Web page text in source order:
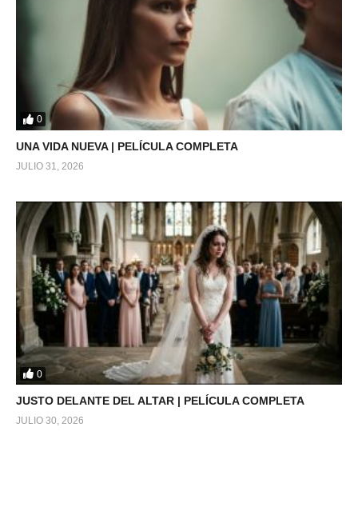
0
UNA VIDA NUEVA | PELÍCULA COMPLETA
JULIO 31, 2026
0
JUSTO DELANTE DEL ALTAR | PELÍCULA COMPLETA
JULIO 30, 2026